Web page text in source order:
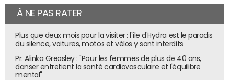
À NE PAS RATER
Plus que deux mois pour la visiter : l'île d'Hydra est le paradis
du silence, voitures, motos et vélos y sont interdits
Pr. Alinka Greasley : "Pour les femmes de plus de 40 ans,
danser entretient la santé cardiovasculaire et l'équilibre
mental"